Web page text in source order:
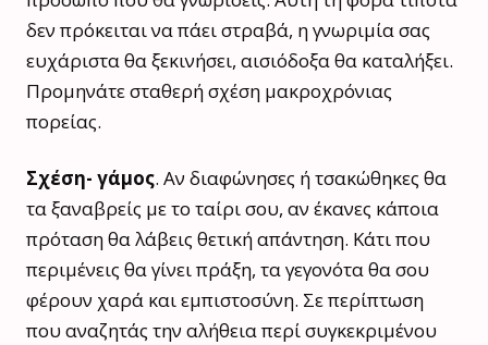
δεν πρόκειται να πάει στραβά, η γνωριμία σας
ευχάριστα θα ξεκινήσει, αισιόδοξα θα καταλήξει.
Προμηνάτε σταθερή σχέση μακροχρόνιας
πορείας.
Σχέση- γάμος. Αν διαφώνησες ή τσακώθηκες θα
τα ξαναβρείς με το ταίρι σου, αν έκανες κάποια
πρόταση θα λάβεις θετική απάντηση. Κάτι που
περιμένεις θα γίνει πράξη, τα γεγονότα θα σου
φέρουν χαρά και εμπιστοσύνη. Σε περίπτωση
που αναζητάς την αλήθεια περί συγκεκριμένου